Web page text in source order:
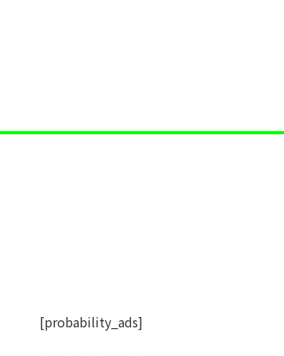
[probability_ads]